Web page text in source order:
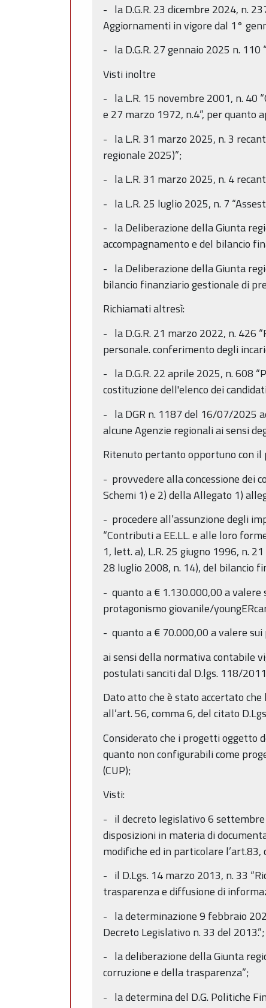
- la D.G.R. 23 dicembre 2024, n.
Aggiornamenti in vigore dal 1°
- la D.G.R. 27 gennaio 2025 n.
Visti inoltre
- la L.R. 15 novembre 2001, n. 40
e 27 marzo 1972, n.4”, per quanto
- la L.R. 31 marzo 2025, n. 3
regionale 2025)”;
- la L.R. 31 marzo 2025, n. 4
- la L.R. 25 luglio 2025, n. 7
- la Deliberazione della Giunta
accompagnamento e del bilancio
- la Deliberazione della Giunta
bilancio finanziario gestionale di
Richiamati altresì:
- la D.G.R. 21 marzo 2022, n. 426
personale. conferimento degli
- la D.G.R. 22 aprile 2025, n. 608
costituzione dell'elenco dei
- la DGR n. 1187 del 16/07/2025
alcune Agenzie regionali ai sensi
Ritenuto pertanto opportuno con
- provvedere alla concessione dei
Schemi 1) e 2) della Allegato 1)
- procedere all’assunzione degli
“Contributi a EE.LL. e alle loro
1, lett. a), L.R. 25 giugno 1996, n.
28 luglio 2008, n. 14), del bilancio
- quanto a € 1.130.000,00 a
protagonismo giovanile/
- quanto a € 70.000,00 a valere
ai sensi della normativa contabile
postulati sanciti dal D.lgs. 118/
Dato atto che è stato accertato
all’art. 56, comma 6, del citato
Considerato che i progetti oggetto
quanto non configurabili come
(CUP);
Visti:
- il decreto legislativo 6 settembre
disposizioni in materia di
modifiche ed in particolare l’art.83,
- il D.Lgs. 14 marzo 2013, n. 33
trasparenza e diffusione di
- la determinazione 9 febbraio
Decreto Legislativo n. 33 del 2013.”;
- la deliberazione della Giunta
corruzione e della trasparenza”;
- la determina del D.G. Politiche